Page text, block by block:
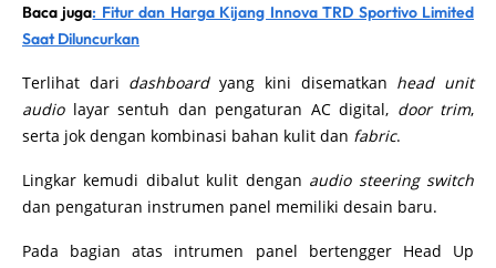
Baca juga: Fitur dan Harga Kijang Innova TRD Sportivo Limited
Saat Diluncurkan
Terlihat dari dashboardyang kini disematkan head unit
audiolayar sentuh dan pengaturan AC digital, door trim,
serta jok dengan kombinasi bahan kulit dan fabric.
Lingkar kemudi dibalut kulit dengan audio steering switch
dan pengaturan instrumen panel memiliki desain baru.
Pada bagian atas intrumen panel bertengger Head Up